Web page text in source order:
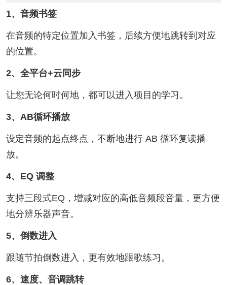
1、音频书签
在音频的特定位置加入书签，后续方便地跳转到对应
的位置。
2、全平台+云同步
让您无论何时何地，都可以进入项目的学习。
3、AB循环播放
设定音频的起点终点，不断地进行 AB 循环复读播
放。
4、EQ 调整
支持三段式EQ，增减对应的高低音频段音量，更方便
地分辨乐器声音。
5、倒数进入
跟随节拍倒数进入，更有效地跟歌练习。
6、速度、音调跳转